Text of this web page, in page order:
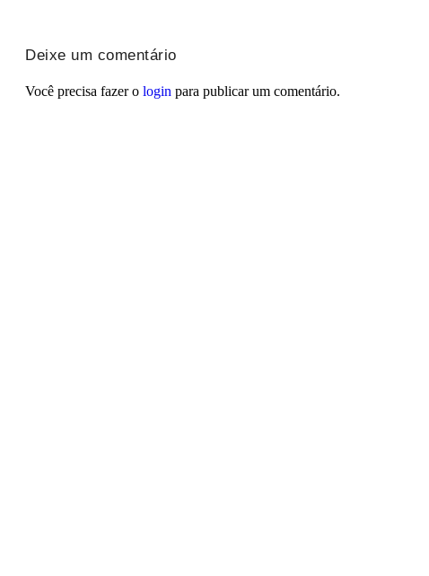
Deixe um comentário
Você precisa fazer o login para publicar um comentário.